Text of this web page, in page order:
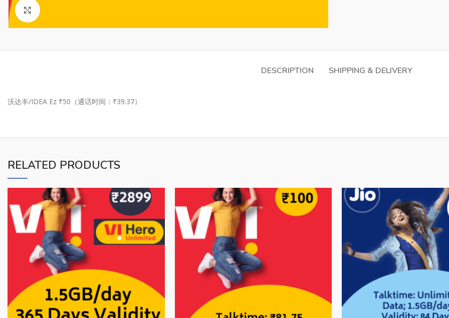
DESCRIPTION SHIPPING & DELIVERY
沃达丰/IDEA Ez ₹50（通话时间：₹39.37）
RELATED PRODUCTS